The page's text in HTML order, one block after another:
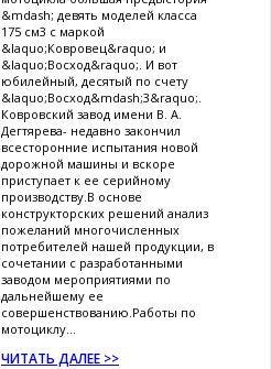
&mdash; девять моделей класса
175 см3 с маркой
&laquo;Ковровец&raquo; и
&laquo;Восход&raquo;. И вот
юбилейный, десятый по счету
&laquo;Восход&mdash;3&raquo;.
Ковровский завод имени В. А.
Дегтярева- недавно закончил
всесторонние испытания новой
дорожной машины и вскоре
приступает к ее серийному
производству.В основе
конструкторских решений анализ
пожеланий многочисленных
потребителей нашей продукции, в
сочетании с разработанными
заводом мероприятиями по
дальнейшему ее
совершенствованию.Работы по
мотоциклу...
ЧИТАТЬ ДАЛЕЕ >>